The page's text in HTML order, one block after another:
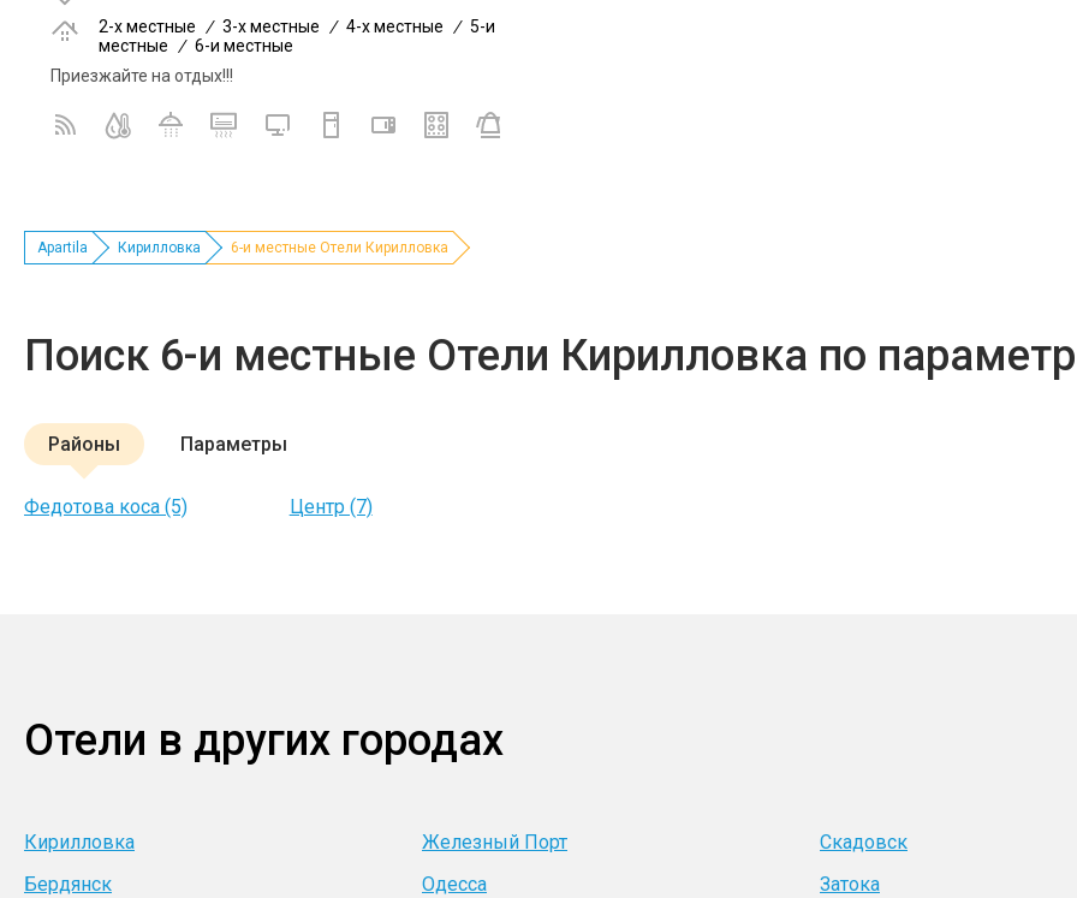
2-x местные
/ 3-x местные / 4-x местные / 5-и
местные
/ 6-и местные
Приезжайте на отдых!!!
Apartila Кирилловка 6-и местные Отели Кирилловка
Поиск 6-и местные Отели Кирилловка по
Районы Параметры
Федотова коса (5) Центр (7)
Отели в других городах
Кирилловка Железный Порт
Скадовск
Бердянск
Одесса
Затока